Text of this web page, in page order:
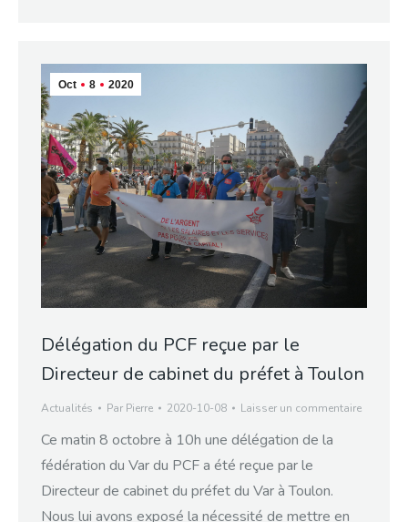
Oct 8 2020
Délégation du PCF reçue par le
Directeur de cabinet du préfet à Toulon
Actualités Par Pierre 2020-10-08 Laisser un commentaire
Ce matin 8 octobre à 10h une délégation de la
fédération du Var du PCF a été reçue par le
Directeur de cabinet du préfet du Var à Toulon.
Nous lui avons exposé la nécessité de mettre en